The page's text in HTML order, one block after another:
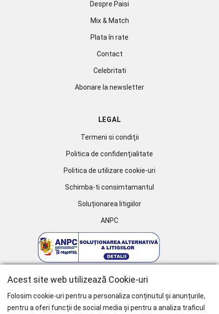
Despre Paisi
Mix & Match
Plata în rate
Contact
Celebritati
Abonare la newsletter
LEGAL
Termeni si condiţii
Politica de confidenţialitate
Politica de utilizare cookie-uri
Schimba-ti consimtamantul
Soluționarea litigiilor
ANPC
Acest site web utilizează Cookie-uri
Folosim cookie-uri pentru a personaliza conținutul și anunțurile,
pentru a oferi funcții de social media și pentru a analiza traficul